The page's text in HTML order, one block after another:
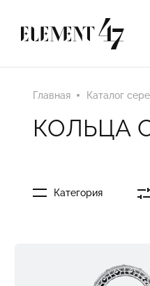
Главная Каталог
КОЛЬЦА
Категория